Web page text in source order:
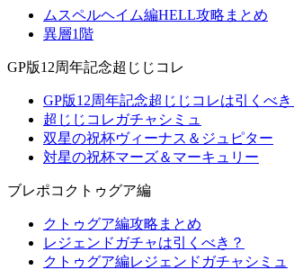
ムスペルヘイム編HELL攻略まとめ
異層1階
GP版12周年記念超じじコレ
GP版12周年記念超じじコレは引くべき
超じじコレガチャシミュ
双星の祝杯ヴィーナス＆ジュピター
対星の祝杯マーズ＆マーキュリー
ブレポコクトゥグア編
クトゥグア編攻略まとめ
レジェンドガチャは引くべき？
クトゥグア編レジェンドガチャシミュ